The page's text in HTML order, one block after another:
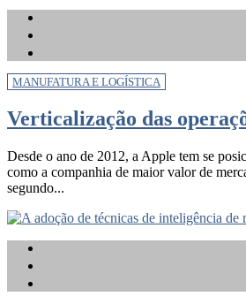
MANUFATURA E LOGÍSTICA
Verticalização das
Desde o ano de 2012, a Apple tem se
como a companhia de maior valor de
segundo...